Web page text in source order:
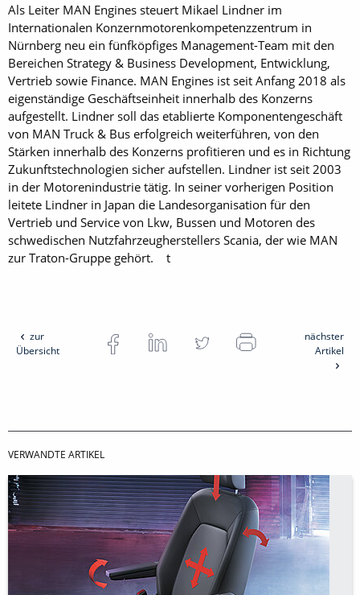
Als Leiter MAN Engines steuert Mikael Lindner im
Internationalen Konzernmotorenkompetenzzentrum in
Nürnberg neu ein fünfköpfiges Management-Team mit den
Bereichen Strategy & Business Development, Entwicklung,
Vertrieb sowie Finance. MAN Engines ist seit Anfang 2018 als
eigenständige Geschäftseinheit innerhalb des Konzerns
aufgestellt. Lindner soll das etablierte Komponentengeschäft
von MAN Truck & Bus erfolgreich weiterführen, von den
Stärken innerhalb des Konzerns profitieren und es in Richtung
Zukunftstechnologien sicher aufstellen. Lindner ist seit 2003
in der Motorenindustrie tätig. In seiner vorherigen Position
leitete Lindner in Japan die Landesorganisation für den
Vertrieb und Service von Lkw, Bussen und Motoren des
schwedischen Nutzfahrzeugherstellers Scania, der wie MAN
zur Traton-Gruppe gehört. t
zur
Übersicht
nächster
Artikel
VERWANDTE ARTIKEL